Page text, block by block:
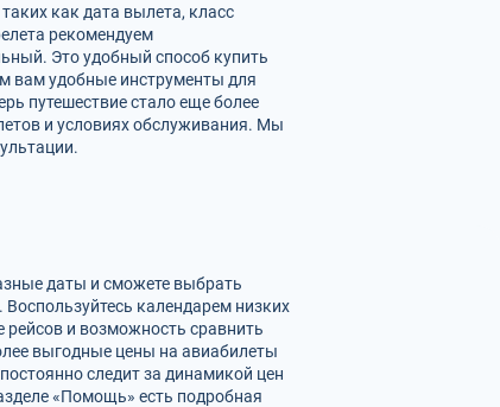
как дата вылета, класс
рекомендуем
Это удобный способ купить
вам удобные инструменты для
путешествие стало еще более
и условиях обслуживания. Мы
даты и сможете выбрать
календарем низких
и возможность сравнить
выгодные цены на авиабилеты
следит за динамикой цен
«Помощь» есть подробная